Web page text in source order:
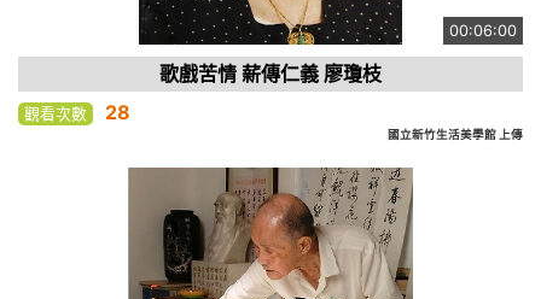
00:06:00
歌戲苦情 薪傳仁義 廖瓊枝
觀看次數 28
國立新竹生活美學館 上傳